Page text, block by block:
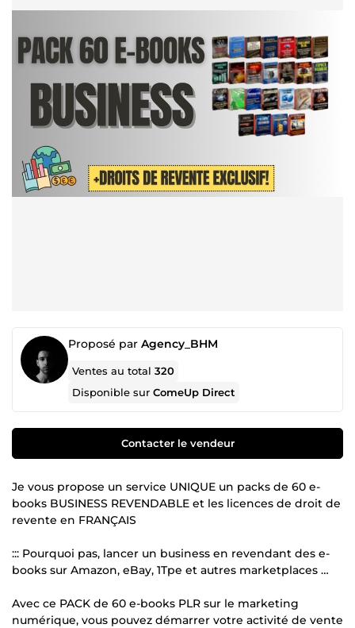
Proposé par Agency_BHM
Ventes au total320
Disponible surComeUp Direct
Contacter le vendeur
Je vous propose un service UNIQUE un packs de 60 e-
books BUSINESS REVENDABLE et les licences de droit de
revente en FRANÇAIS
::: Pourquoi pas, lancer un business en revendant des e-
books sur Amazon, eBay, 1Tpe et autres marketplaces …
Avec ce PACK de 60 e-books PLR sur le marketing
numérique, vous pouvez démarrer votre activité de vente